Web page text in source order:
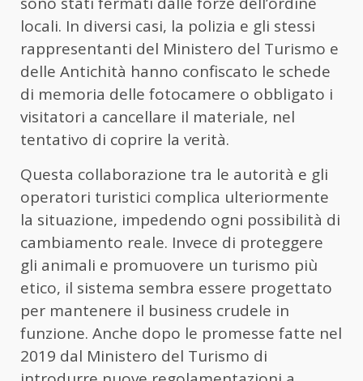
locali. In diversi casi, la polizia e gli stessi
rappresentanti del Ministero del Turismo e
delle Antichità hanno confiscato le schede
di memoria delle fotocamere o obbligato i
visitatori a cancellare il materiale, nel
tentativo di coprire la verità.
Questa collaborazione tra le autorità e gli
operatori turistici complica ulteriormente
la situazione, impedendo ogni possibilità di
cambiamento reale. Invece di proteggere
gli animali e promuovere un turismo più
etico, il sistema sembra essere progettato
per mantenere il business crudele in
funzione. Anche dopo le promesse fatte nel
2019 dal Ministero del Turismo di